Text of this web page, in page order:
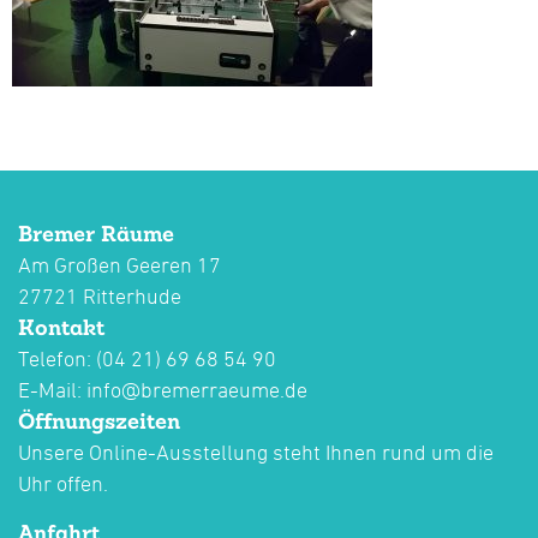
Bremer Räume
Am Großen Geeren 17
27721 Ritterhude
Kontakt
Telefon: (04 21) 69 68 54 90
E-Mail: info@bremerraeume.de
Öffnungszeiten
Unsere Online-Ausstellung steht Ihnen rund um die
Uhr offen.